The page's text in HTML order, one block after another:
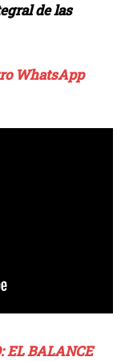
de las
WhatsApp
EL BALANCE